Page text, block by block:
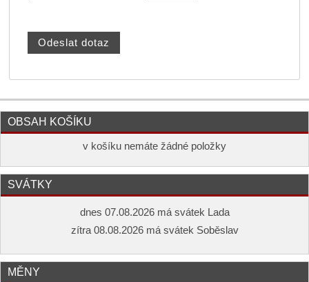
OBSAH KOŠÍKU
v košíku nemáte žádné položky
SVÁTKY
dnes 07.08.2026 má svátek Lada
zítra 08.08.2026 má svátek Soběslav
MĚNY